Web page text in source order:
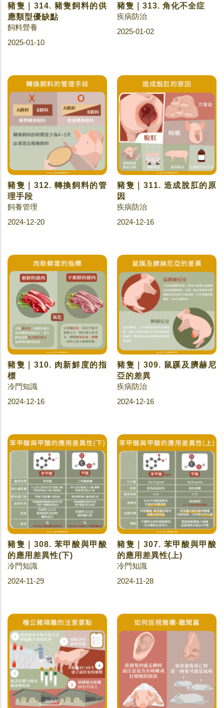
豬隻｜314. 豬隻飼料的供
應類型優缺點
飼料營養
2025-01-10
豬隻｜313. 角化不全症
疾病防治
2025-01-02
豬隻｜312. 轉換飼料的管
理手段
飼養管理
2024-12-20
豬隻｜311. 造成脫肛的原
因
疾病防治
2024-12-16
豬隻｜310. 肉新鮮度的指
標
冷門知識
2024-12-16
豬隻｜309. 鼠蹊及臍赫尼
亞的差異
疾病防治
2024-12-16
豬隻｜308. 苯甲酸與甲酸
的應用差異性(下)
冷門知識
2024-11-29
豬隻｜307. 苯甲酸與甲酸
的應用差異性(上)
冷門知識
2024-11-28